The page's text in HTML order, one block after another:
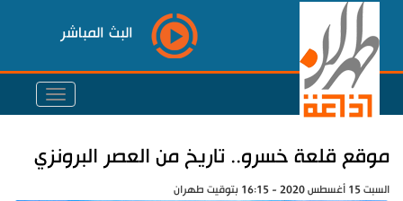
البث المباشر
موقع قلعة خسرو.. تاريخ من العصر البرونزي
السبت 15 أغسطس 2020 - 16:15 بتوقيت طهران